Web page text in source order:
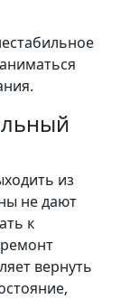
из
не дают
к
вернуть